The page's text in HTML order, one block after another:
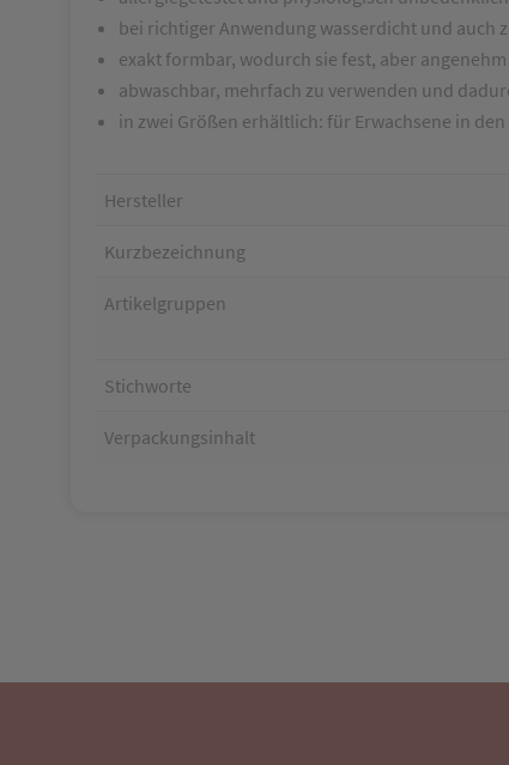
bei richtiger Anwendung wasserdicht und auch
exakt formbar, wodurch sie fest, aber angenehm
abwaschbar, mehrfach zu verwenden und
in zwei Größen erhältlich: für Erwachsene in
Hersteller
Kurzbezeichnung
Artikelgruppen
Stichworte
Verpackungsinhalt